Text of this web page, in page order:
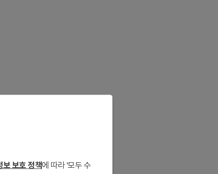
보 보호 정책에 따라 '모두 수